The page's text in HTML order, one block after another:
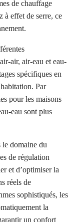
de chauffage
à effet de serre, ce
air, air-eau et eau-
spécifiques en
Par
pour les maisons
eau sont plus
le domaine du
de régulation
et d’optimiser la
réels de
sophistiqués, les
la
un confort